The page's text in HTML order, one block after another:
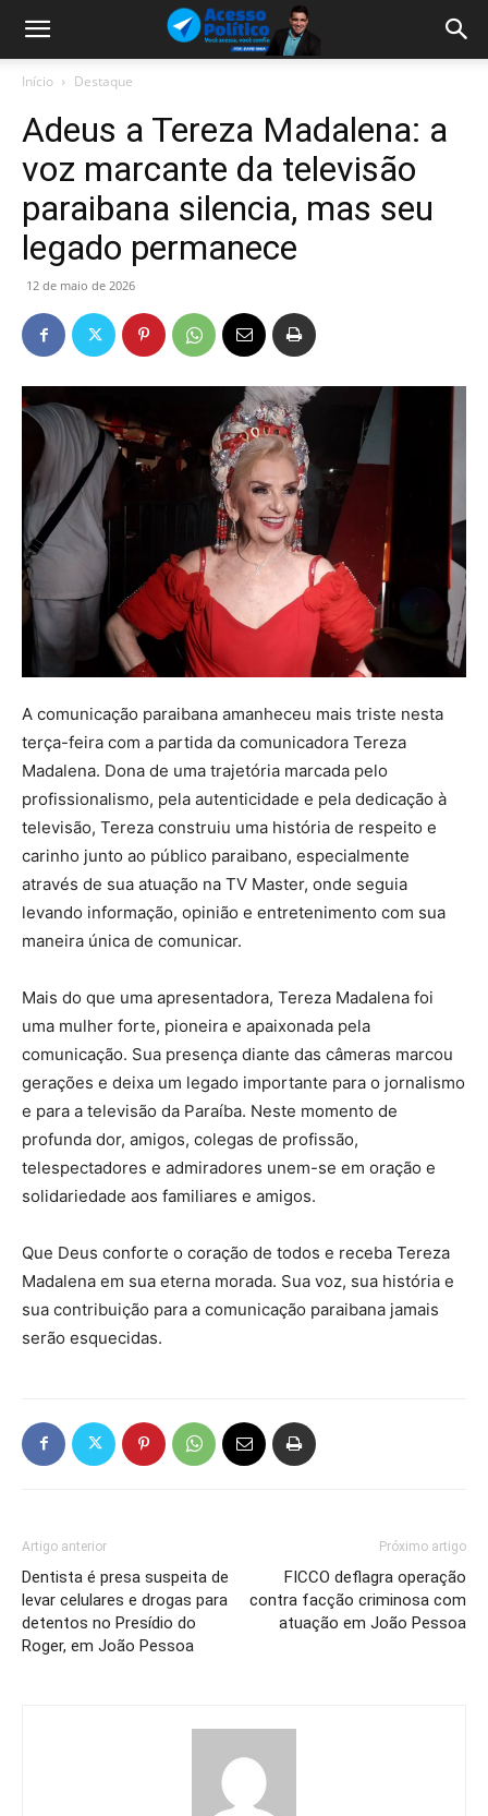
Início Destaque
Adeus a Tereza Madalena: a
voz marcante da televisão
paraibana silencia, mas seu
legado permanece
12 de maio de 2026
A comunicação paraibana amanheceu mais triste nesta
terça-feira com a partida da comunicadora Tereza
Madalena. Dona de uma trajetória marcada pelo
profissionalismo, pela autenticidade e pela dedicação à
televisão, Tereza construiu uma história de respeito e
carinho junto ao público paraibano, especialmente
através de sua atuação na TV Master, onde seguia
levando informação, opinião e entretenimento com sua
maneira única de comunicar.
Mais do que uma apresentadora, Tereza Madalena foi
uma mulher forte, pioneira e apaixonada pela
comunicação. Sua presença diante das câmeras marcou
gerações e deixa um legado importante para o jornalismo
e para a televisão da Paraíba. Neste momento de
profunda dor, amigos, colegas de profissão,
telespectadores e admiradores unem-se em oração e
solidariedade aos familiares e amigos.
Que Deus conforte o coração de todos e receba Tereza
Madalena em sua eterna morada. Sua voz, sua história e
sua contribuição para a comunicação paraibana jamais
serão esquecidas.
Artigo anterior
Dentista é presa suspeita de
levar celulares e drogas para
detentos no Presídio do
Roger, em João Pessoa
Próximo artigo
FICCO deflagra operação
contra facção criminosa com
atuação em João Pessoa